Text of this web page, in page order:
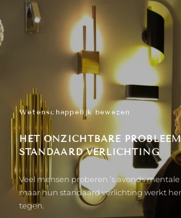
Wetenschappelijk bewezen
HET ONZICHTBARE
STANDAARD VERLICHTING
Veel mensen proberen ’s avonds
maar hun standaard verlichting werkt
tegen.